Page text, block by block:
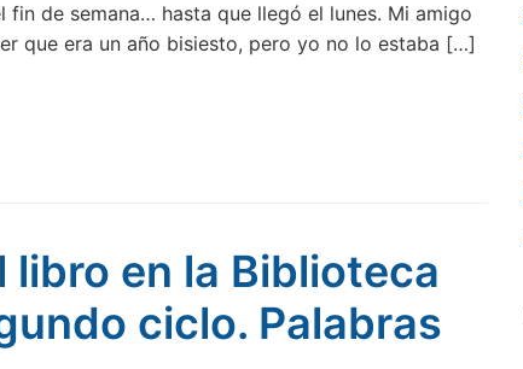
de semana… hasta que llegó el lunes. Mi amigo
que era un año bisiesto, pero yo no lo estaba […]
libro en la Biblioteca
ciclo. Palabras